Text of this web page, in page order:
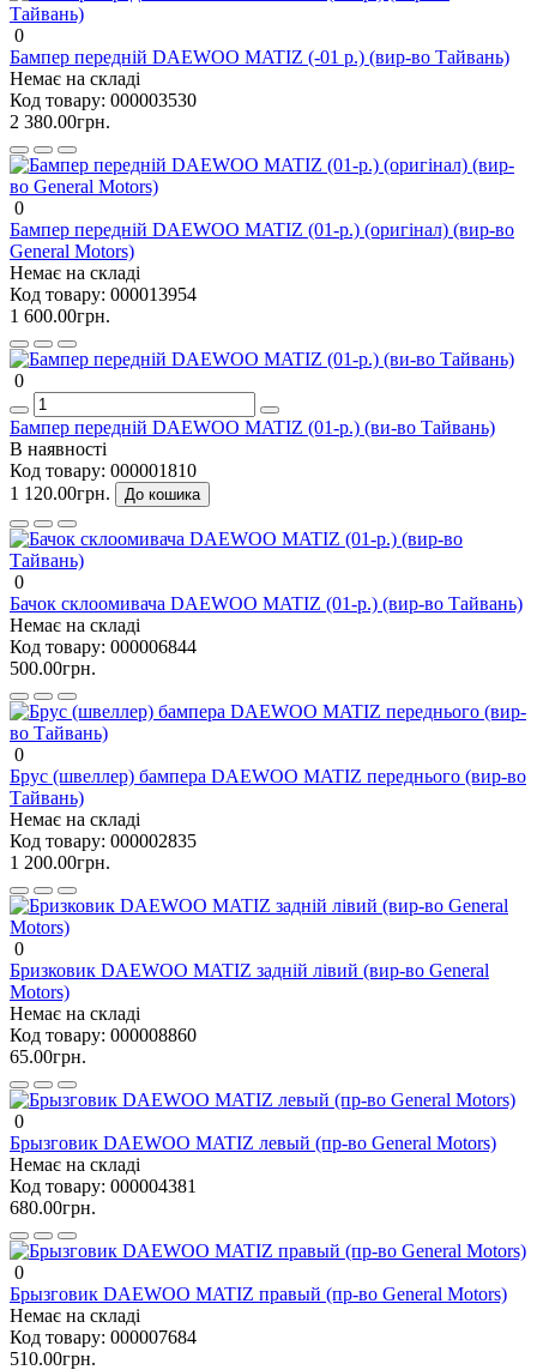
0
Бампер передній DAEWOO MATIZ (-01 р.) (вир-во Тайвань)
Немає на складі
Код товару: 000003530
2 380.00грн.
0
Бампер передній DAEWOO MATIZ (01-р.) (оригінал) (вир-во
General Motors)
Немає на складі
Код товару: 000013954
1 600.00грн.
0
Бампер передній DAEWOO MATIZ (01-р.) (ви-во Тайвань)
В наявності
Код товару: 000001810
1 120.00грн.
До кошика
0
Бачок склоомивача DAEWOO MATIZ (01-р.) (вир-во Тайвань)
Немає на складі
Код товару: 000006844
500.00грн.
0
Брус (швеллер) бампера DAEWOO MATIZ переднього (вир-во
Тайвань)
Немає на складі
Код товару: 000002835
1 200.00грн.
0
Бризковик DAEWOO MATIZ задній лівий (вир-во General
Motors)
Немає на складі
Код товару: 000008860
65.00грн.
0
Брызговик DAEWOO MATIZ левый (пр-во General Motors)
Немає на складі
Код товару: 000004381
680.00грн.
0
Брызговик DAEWOO MATIZ правый (пр-во General Motors)
Немає на складі
Код товару: 000007684
510.00грн.